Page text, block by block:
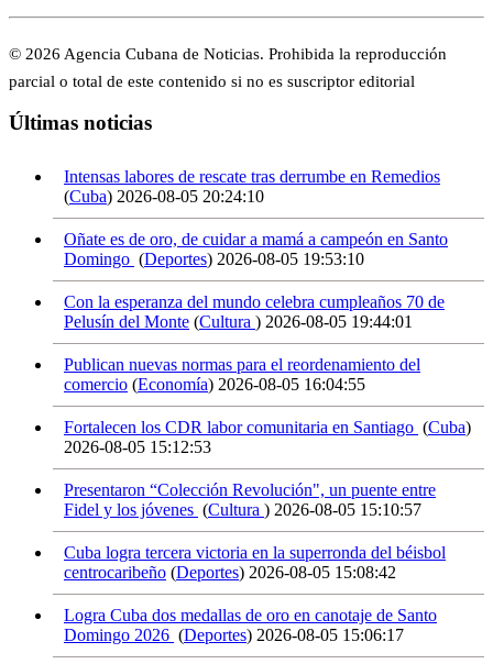
© 2026 Agencia Cubana de Noticias. Prohibida la reproducción
parcial o total de este contenido si no es suscriptor editorial
Últimas noticias
Intensas labores de rescate tras derrumbe en Remedios
(Cuba) 2026-08-05 20:24:10
Oñate es de oro, de cuidar a mamá a campeón en Santo
Domingo (Deportes) 2026-08-05 19:53:10
Con la esperanza del mundo celebra cumpleaños 70 de
Pelusín del Monte (Cultura ) 2026-08-05 19:44:01
Publican nuevas normas para el reordenamiento del
comercio (Economía) 2026-08-05 16:04:55
Fortalecen los CDR labor comunitaria en Santiago (Cuba)
2026-08-05 15:12:53
Presentaron “Colección Revolución", un puente entre
Fidel y los jóvenes (Cultura ) 2026-08-05 15:10:57
Cuba logra tercera victoria en la superronda del béisbol
centrocaribeño (Deportes) 2026-08-05 15:08:42
Logra Cuba dos medallas de oro en canotaje de Santo
Domingo 2026 (Deportes) 2026-08-05 15:06:17